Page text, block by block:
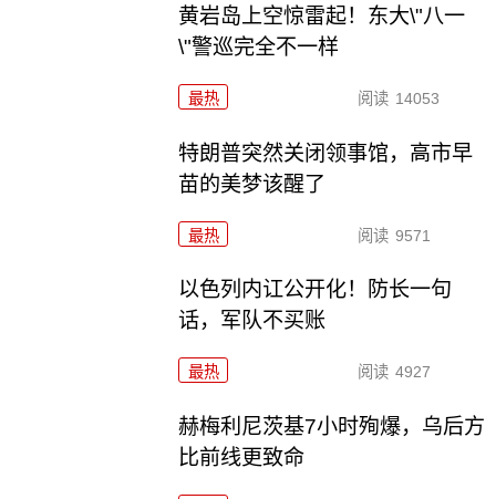
黄岩岛上空惊雷起！东大\"八一
\"警巡完全不一样
最热 阅读 14053
特朗普突然关闭领事馆，高市早
苗的美梦该醒了
最热 阅读 9571
以色列内讧公开化！防长一句
话，军队不买账
最热 阅读 4927
赫梅利尼茨基7小时殉爆，乌后方
比前线更致命